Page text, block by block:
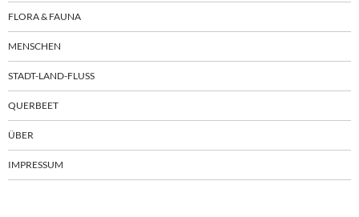
FLORA & FAUNA
MENSCHEN
STADT-LAND-FLUSS
QUERBEET
ÜBER
IMPRESSUM